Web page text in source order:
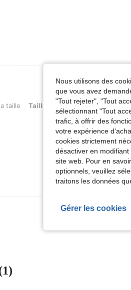
Taille: 160 cm / 63 in, Poids: 61 kg / 134
taille Taille: 160 cm / 63 in Poids:
Voir Plus D'avis
Nous utilisons des
que vous avez
"Tout rejeter", "Tout
sélectionnant "Tout
trafic, à offrir des
votre expérience
cookies strictement
désactiver en
site web. Pour en
optionnels, veuillez
traitons les données
Gérer les cookies